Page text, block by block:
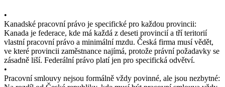
•
Kanadské pracovní právo je specifické pro každou provincii:
Kanada je federace, kde má každá z deseti provincií a tří teritorií
vlastní pracovní právo a minimální mzdu. Česká firma musí vědět,
ve které provincii zaměstnance najímá, protože právní požadavky se
zásadně liší. Federální právo platí jen pro specifická odvětví.
•
Pracovní smlouvy nejsou formálně vždy povinné, ale jsou nezbytné: